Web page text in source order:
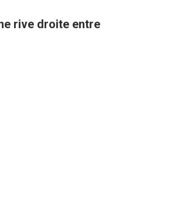
rive droite entre